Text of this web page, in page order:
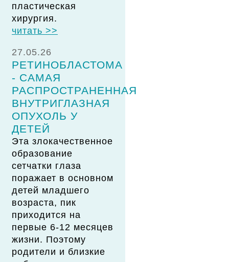
пластическая
хирургия.
читать >>
27.05.26
РЕТИНОБЛАСТОМА
- САМАЯ
РАСПРОСТРАНЕННАЯ
ВНУТРИГЛАЗНАЯ
ОПУХОЛЬ У
ДЕТЕЙ
Эта злокачественное
образование
сетчатки глаза
поражает в основном
детей младшего
возраста, пик
приходится на
первые 6-12 месяцев
жизни. Поэтому
родители и близкие